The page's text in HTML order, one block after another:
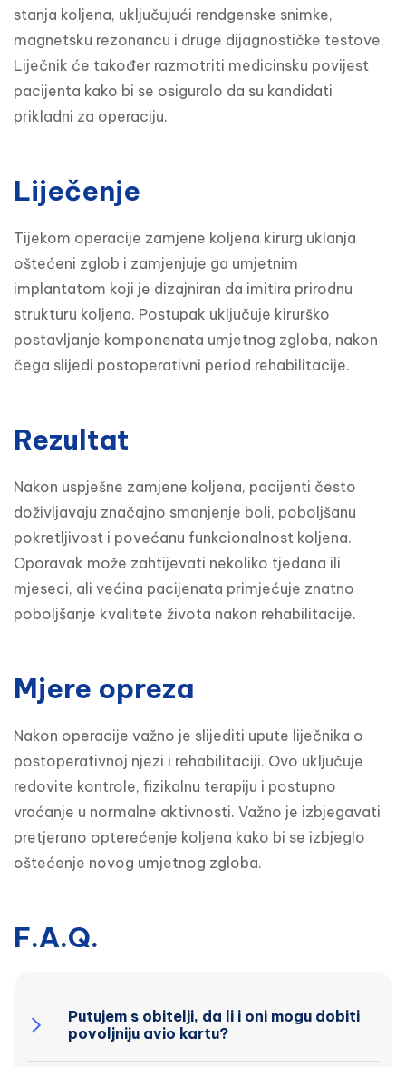
stanja koljena, uključujući rendgenske snimke,
magnetsku rezonancu i druge dijagnostičke testove.
Liječnik će također razmotriti medicinsku povijest
pacijenta kako bi se osiguralo da su kandidati
prikladni za operaciju.
Liječenje
Tijekom operacije zamjene koljena kirurg uklanja
oštećeni zglob i zamjenjuje ga umjetnim
implantatom koji je dizajniran da imitira prirodnu
strukturu koljena. Postupak uključuje kirurško
postavljanje komponenata umjetnog zgloba, nakon
čega slijedi postoperativni period rehabilitacije.
Rezultat
Nakon uspješne zamjene koljena, pacijenti često
doživljavaju značajno smanjenje boli, poboljšanu
pokretljivost i povećanu funkcionalnost koljena.
Oporavak može zahtijevati nekoliko tjedana ili
mjeseci, ali većina pacijenata primjećuje znatno
poboljšanje kvalitete života nakon rehabilitacije.
Mjere opreza
Nakon operacije važno je slijediti upute liječnika o
postoperativnoj njezi i rehabilitaciji. Ovo uključuje
redovite kontrole, fizikalnu terapiju i postupno
vraćanje u normalne aktivnosti. Važno je izbjegavati
pretjerano opterećenje koljena kako bi se izbjeglo
oštećenje novog umjetnog zgloba.
F.A.Q.
Putujem s obitelji, da li i oni mogu dobiti
povoljniju avio kartu?